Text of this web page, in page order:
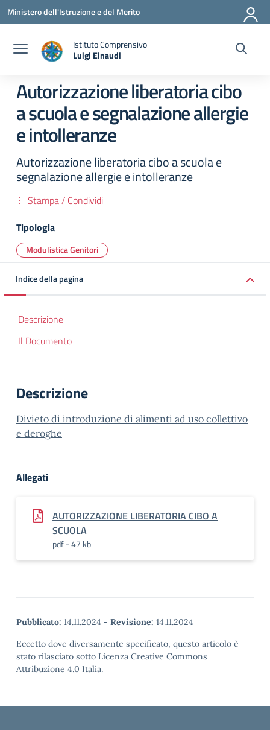
Vai ai contenuti
Vai al menu di navigazione
Vai al footer
Ministero dell'Istruzione e del Merito
Istituto Comprensivo
Luigi Einaudi
— Visita la pagina iniziale della scuola
Autorizzazione liberatoria cibo
a scuola e segnalazione allergie
e intolleranze
Autorizzazione liberatoria cibo a scuola e
segnalazione allergie e intolleranze
Stampa / Condividi
Tipologia
Modulistica Genitori
Indice della pagina
Descrizione
Il Documento
Descrizione
Divieto di introduzione di alimenti ad uso collettivo
e deroghe
Allegati
AUTORIZZAZIONE LIBERATORIA CIBO A
SCUOLA
pdf - 47 kb
Pubblicato: 14.11.2024 - Revisione: 14.11.2024
Eccetto dove diversamente specificato, questo articolo è
stato rilasciato sotto Licenza Creative Commons
Attribuzione 4.0 Italia.